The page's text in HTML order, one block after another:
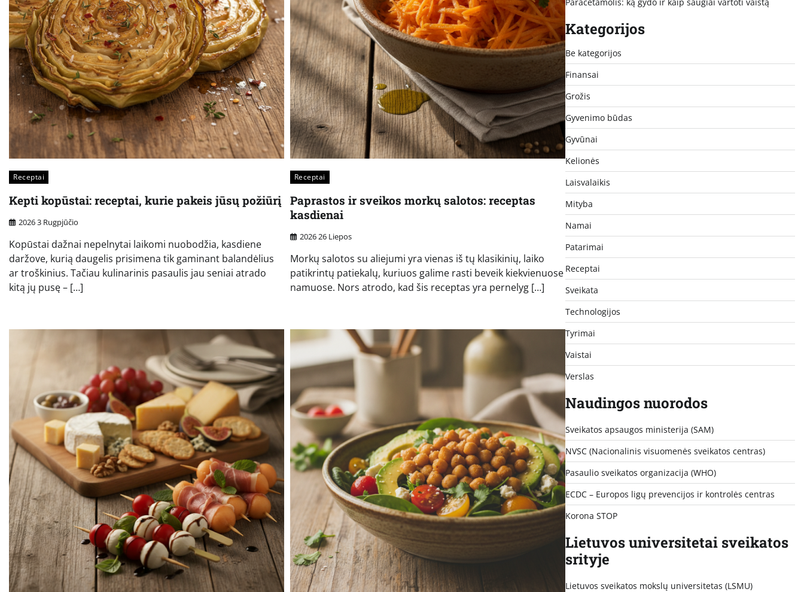
Receptai
Kepti kopūstai: receptai, kurie pakeis jūsų požiūrį
2026 3 Rugpjūčio
Kopūstai dažnai nepelnytai laikomi nuobodžia, kasdiene
daržove, kurią daugelis prisimena tik gaminant balandėlius
ar troškinius. Tačiau kulinarinis pasaulis jau seniai atrado
kitą jų pusę – […]
Receptai
Paprastos ir sveikos morkų salotos: receptas
kasdienai
2026 26 Liepos
Morkų salotos su aliejumi yra vienas iš tų klasikinių, laiko
patikrintų patiekalų, kuriuos galime rasti beveik kiekvienuose
namuose. Nors atrodo, kad šis receptas yra pernelyg […]
Kategorijos
Be kategorijos
Finansai
Grožis
Gyvenimo būdas
Gyvūnai
Kelionės
Laisvalaikis
Mityba
Namai
Patarimai
Receptai
Sveikata
Technologijos
Tyrimai
Vaistai
Verslas
Naudingos nuorodos
Sveikatos apsaugos ministerija (SAM)
NVSC (Nacionalinis visuomenės sveikatos centras)
Pasaulio sveikatos organizacija (WHO)
ECDC – Europos ligų prevencijos ir kontrolės centras
Korona STOP
Lietuvos universitetai sveikatos
srityje
Lietuvos sveikatos mokslų universitetas (LSMU)